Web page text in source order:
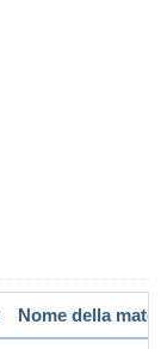
Nome della